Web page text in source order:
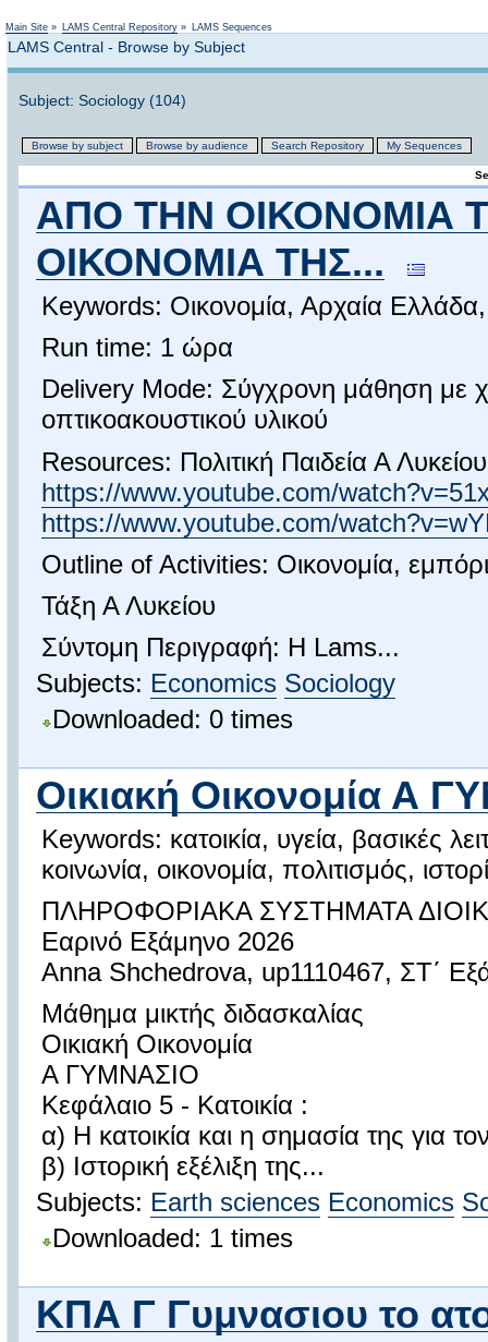
Main Site » LAMS Central Repository » LAMS Sequences
LAMS Central - Browse by Subject
Subject: Sociology (104)
Browse by subject Browse by audience Search Repository My Sequences
ΑΠΟ ΤΗΝ ΟΙΚΟΝΟΜΙΑ
ΟΙΚΟΝΟΜΙΑ ΤΗΣ...
Keywords: Οικονομία, Αρχαία
Run time: 1 ώρα
Delivery Mode: Σύγχρονη μάθηση με
οπτικοακουστικού υλικού
Resources: Πολιτική Παιδεία Α
https://www.youtube.com/
https://www.youtube.com/
Outline of Activities: Οικονομία,
Τάξη Α Λυκείου
Σύντομη Περιγραφή: Η Lams...
Subjects: Economics Sociology
Downloaded: 0 times
Οικιακή Οικονομία Α
Keywords: κατοικία, υγεία, βασικές
κοινωνία, οικονομία, πολιτισμός,
ΠΛΗΡΟΦΟΡΙΑΚΑ ΣΥΣΤΗΜΑΤΑ
Εαρινό Εξάμηνο 2026
Αnna Shchedrova, up1110467, ΣΤ΄
Μάθημα μικτής διδασκαλίας
Οικιακή Οικονομία
Α ΓΥΜΝΑΣΙΟ
Κεφάλαιο 5 - Κατοικία :
α) Η κατοικία και η σημασία της για
β) Ιστορική εξέλιξη της...
Subjects: Earth sciences Economics
Downloaded: 1 times
ΚΠΑ Γ Γυμνασιου το